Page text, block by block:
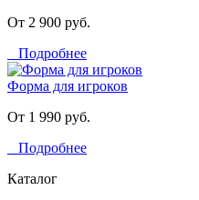
От 2 900 руб.
Подробнее
Форма для игроков
От 1 990 руб.
Подробнее
Каталог